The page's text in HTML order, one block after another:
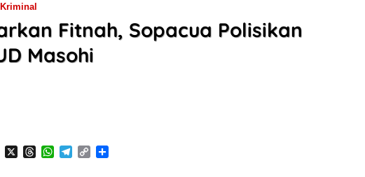
Fitnah, Sopacua Polisikan
Masohi
W